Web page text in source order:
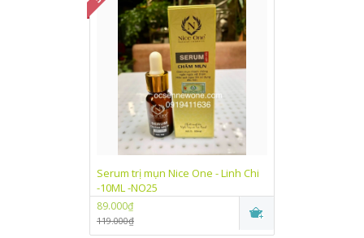
Serum trị mụn Nice One - Linh Chi
-10ML -NO25
89.000₫
119.000₫